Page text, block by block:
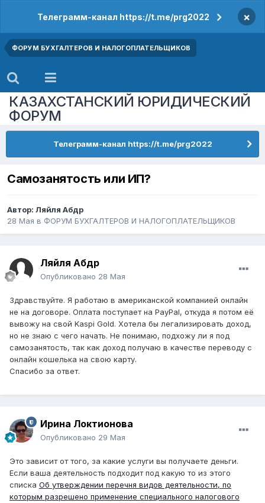
Телеграмм-канал https://t.me/prg2022 ×
ФОРУМ БУХГАЛТЕРОВ И НАЛОГОПЛАТЕЛЬЩИКОВ
КАЗАХСТАНСКИЙ ЮРИДИЧЕСКИЙ
ФОРУМ
Телеграмм-канал https://t.me/prg2022
Самозанятость или ИП?
Автор: Ляйля Абдр
28 Мая в ФОРУМ БУХГАЛТЕРОВ И НАЛОГОПЛАТЕЛЬЩИКОВ
Ляйля Абдр
Опубликовано 28 Мая
Здравствуйте. Я работаю в американской компанией онлайн
не на договоре. Оплата поступает на PayPal, откуда я потом её
вывожу на свой Kaspi Gold. Хотела бы легализировать доход,
но не знаю с чего начать. Не понимаю, подхожу ли я под
самозанятость, так как доход получаю в качестве переводу с
онлайн кошелька на свою карту.
Спасибо за ответ.
Ирина Локтионова
Опубликовано 29 Мая
Это зависит от того, за какие услуги вы получаете деньги.
Если ваша деятельность подходит под какую то из этого
списка Об утверждении перечня видов деятельности, по
которым разрешено применение специального налогового